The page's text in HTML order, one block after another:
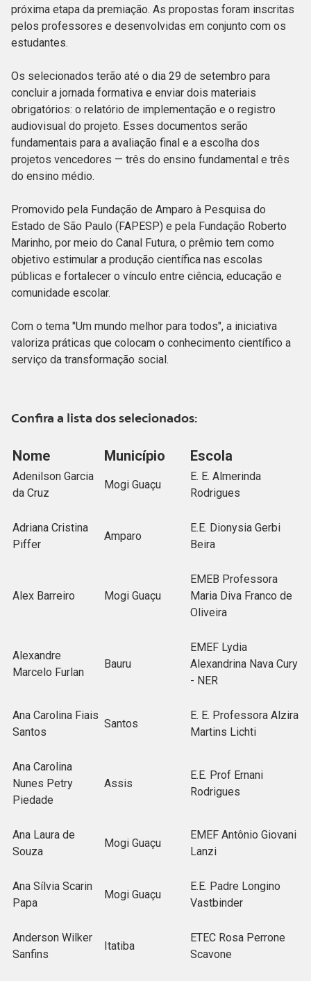
próxima etapa da premiação. As propostas foram inscritas
pelos professores e desenvolvidas em conjunto com os
estudantes.
Os selecionados terão até o dia 29 de setembro para
concluir a jornada formativa e enviar dois materiais
obrigatórios: o relatório de implementação e o registro
audiovisual do projeto. Esses documentos serão
fundamentais para a avaliação final e a escolha dos
projetos vencedores — três do ensino fundamental e três
do ensino médio.
Promovido pela Fundação de Amparo à Pesquisa do
Estado de São Paulo (FAPESP) e pela Fundação Roberto
Marinho, por meio do Canal Futura, o prêmio tem como
objetivo estimular a produção científica nas escolas
públicas e fortalecer o vínculo entre ciência, educação e
comunidade escolar.
Com o tema "Um mundo melhor para todos", a iniciativa
valoriza práticas que colocam o conhecimento científico a
serviço da transformação social.
Confira a lista dos selecionados:
Nome Município Escola
Adenilson Garcia
da Cruz
Mogi Guaçu
E. E. Almerinda
Rodrigues
Adriana Cristina
Piffer
Amparo
E.E. Dionysia Gerbi
Beira
Alex Barreiro Mogi Guaçu
EMEB Professora
Maria Diva Franco de
Oliveira
Alexandre
Marcelo Furlan
Bauru
EMEF Lydia
Alexandrina Nava Cury
- NER
Ana Carolina Fiais
Santos
Santos
E. E. Professora Alzira
Martins Lichti
Ana Carolina
Nunes Petry
Piedade
Assis
E.E. Prof Ernani
Rodrigues
Ana Laura de
Souza
Mogi Guaçu
EMEF Antônio Giovani
Lanzi
Ana Sílvia Scarin
Papa
Mogi Guaçu
E.E. Padre Longino
Vastbinder
Anderson Wilker
Sanfins
Itatiba
ETEC Rosa Perrone
Scavone